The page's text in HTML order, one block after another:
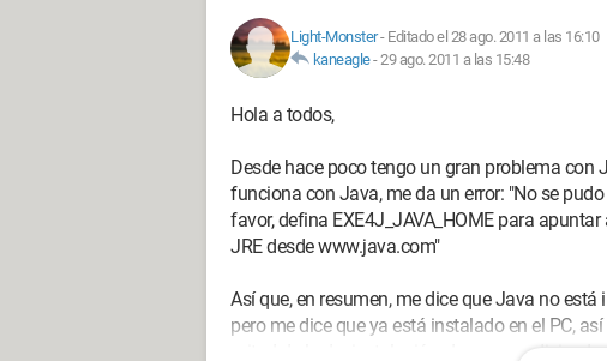
Light-Monster- Editado el 28 ago. 2011 a las 16:10
kaneagle-29 ago. 2011 a las 15:48
Hola a todos,
Desde hace poco tengo un gran problema con
funciona con Java, me da un error: "No se
favor, defina EXE4J_JAVA_HOME para
JRE desde www.java.com"
Así que, en resumen, me dice que Java no
pero me dice que ya está instalado en el PC,
mitad de la desinstalación, da un error